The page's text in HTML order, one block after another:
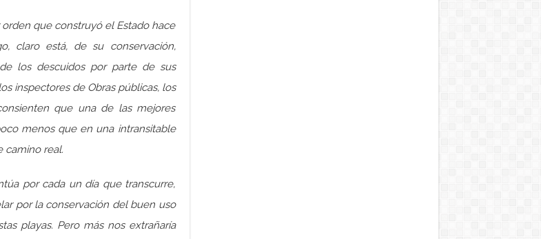
que construyó el Estado hace
claro está, de su conservación,
los descuidos por parte de sus
inspectores de Obras públicas, los
que una de las mejores
menos que en una intransitable
camino real.
por cada un día que transcurre,
por la conservación del buen uso
playas. Pero más nos extrañaría